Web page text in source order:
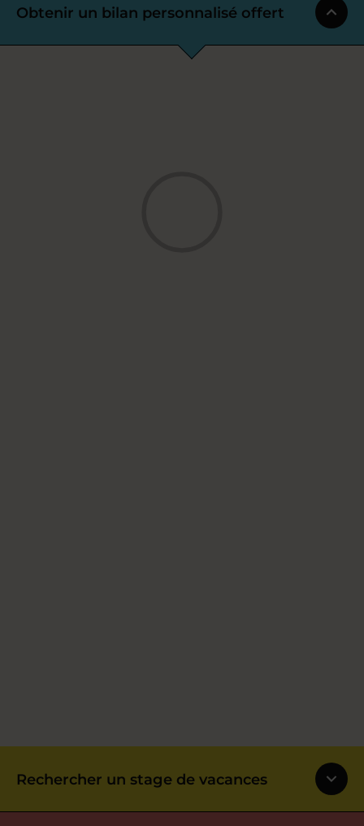
Obtenir un bilan personnalisé offert
Rechercher un stage de vacances